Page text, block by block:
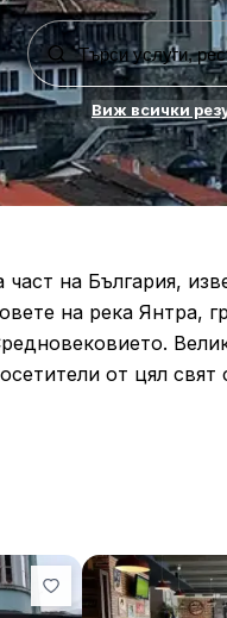
Виж всички
на България,
на река Янтра,
от цял свят
се провежда аудио-